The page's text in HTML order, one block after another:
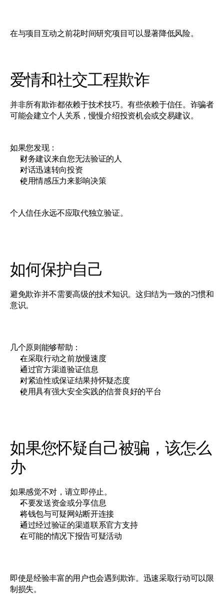
在与项目互动之前花时间研究项目可以显著降低风险。
爱情和社交工程欺诈
并非所有欺诈都依赖于技术技巧。有些依赖于信任。诈骗者
可能会建立个人关系，慢慢介绍投资机会或交易建议。
如果您发现：
财务建议来自您无法验证的人
对话迅速转向投资
使用情感压力来影响决策
个人信任永远不应取代独立验证。
如何保护自己
避免欺诈并不需要高级的技术知识。这归结为一致的习惯和
意识。
几个原则能够帮助：
在采取行动之前放慢速度
通过官方渠道验证信息
对紧迫性或保证结果持怀疑态度
使用具有强大安全实践的信誉良好的平台
如果您怀疑自己被骗，该怎么
办
如果感觉不对，请立即停止。
不要发送资金或分享信息
将钱包与可疑网站断开连接
通过经过验证的渠道联系官方支持
在可能的情况下报告可疑活动
即使是经验丰富的用户也会遇到欺诈。迅速采取行动可以限
制损失。